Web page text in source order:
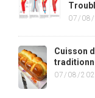
07/
Cuisson
07/08/